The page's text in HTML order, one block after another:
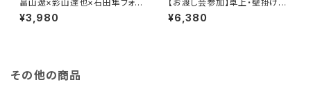
畠山遼×影山達也×石田隼フォト
ブック「Love Cheer Buddy」
¥3,980
【お渡し会参加】卓上・壁掛けセ
ット（石田隼）
¥6,380
その他の商品